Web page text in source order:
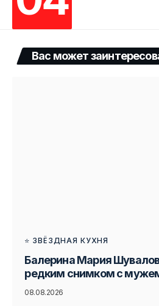
Вас может
⭐ ЗВЁЗДНАЯ КУХНЯ
Балерина Мария
редким снимком с
08.08.2026